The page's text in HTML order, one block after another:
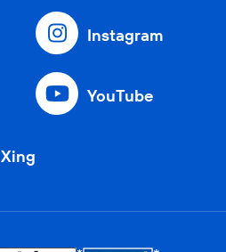
Instagram
YouTube
Xing